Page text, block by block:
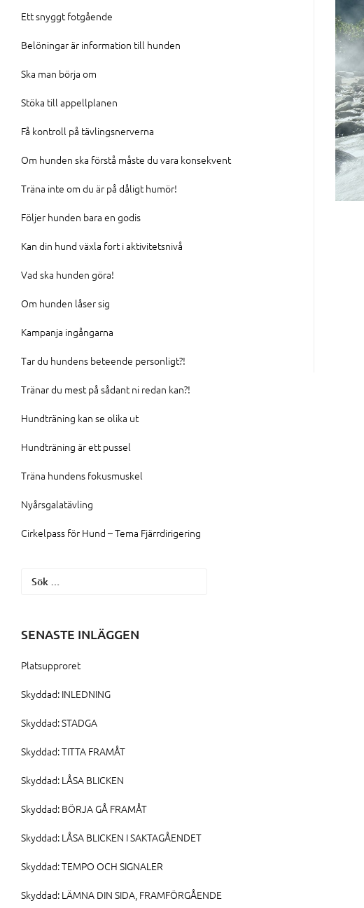
Ett snyggt fotgående
Belöningar är information till hunden
Ska man börja om
Stöka till appellplanen
Få kontroll på tävlingsnerverna
Om hunden ska förstå måste du vara konsekvent
Träna inte om du är på dåligt humör!
Följer hunden bara en godis
Kan din hund växla fort i aktivitetsnivå
Vad ska hunden göra!
Om hunden låser sig
Kampanja ingångarna
Tar du hundens beteende personligt?!
Tränar du mest på sådant ni redan kan?!
Hundträning kan se olika ut
Hundträning är ett pussel
Träna hundens fokusmuskel
Nyårsgalatävling
Cirkelpass för Hund – Tema Fjärrdirigering
Sök
SENASTE INLÄGGEN
Platsupproret
Skyddad: INLEDNING
Skyddad: STADGA
Skyddad: TITTA FRAMÅT
Skyddad: LÅSA BLICKEN
Skyddad: BÖRJA GÅ FRAMÅT
Skyddad: LÅSA BLICKEN I SAKTAGÅENDET
Skyddad: TEMPO OCH SIGNALER
Skyddad: LÄMNA DIN SIDA, FRAMFÖRGÅENDE